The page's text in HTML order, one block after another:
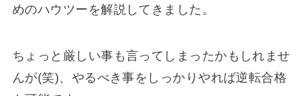
めのハウツーを解説してきました。
ちょっと厳しい事も言ってしまったかもしれませ
んが(笑)、やるべき事をしっかりやれば逆転合格